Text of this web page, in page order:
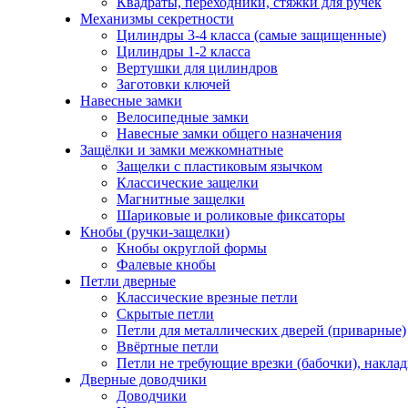
Механизмы секретности
Цилиндры 3-4 класса (самые защищенные)
Цилиндры 1-2 класса
Вертушки для цилиндров
Заготовки ключей
Навесные замки
Велосипедные замки
Навесные замки общего назначения
Защёлки и замки межкомнатные
Защелки с пластиковым язычком
Классические защелки
Магнитные защелки
Шариковые и роликовые фиксаторы
Кнобы (ручки-защелки)
Кнобы округлой формы
Фалевые кнобы
Петли дверные
Классические врезные петли
Скрытые петли
Петли для металлических дверей (приварные)
Ввёртные петли
Петли не требующие врезки (бабочки),
Дверные доводчики
Доводчики